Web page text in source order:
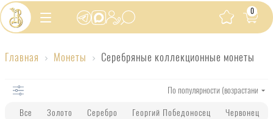
0
коллекционные
монеты
Главная Монеты Серебряные коллекционные монеты
Все Золото Серебро Георгий Победоносец Червонец